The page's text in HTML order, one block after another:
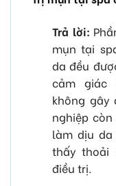
Trả lời:
mụn tại
da đều
cảm giác
không gây
nghiệp
làm dịu da
thấy thoải
điều trị.